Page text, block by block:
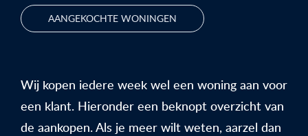
AANGEKOCHTE WONINGEN
Wij kopen iedere week wel een woning aan voor
een klant. Hieronder een beknopt overzicht van
de aankopen. Als je meer wilt weten, aarzel dan